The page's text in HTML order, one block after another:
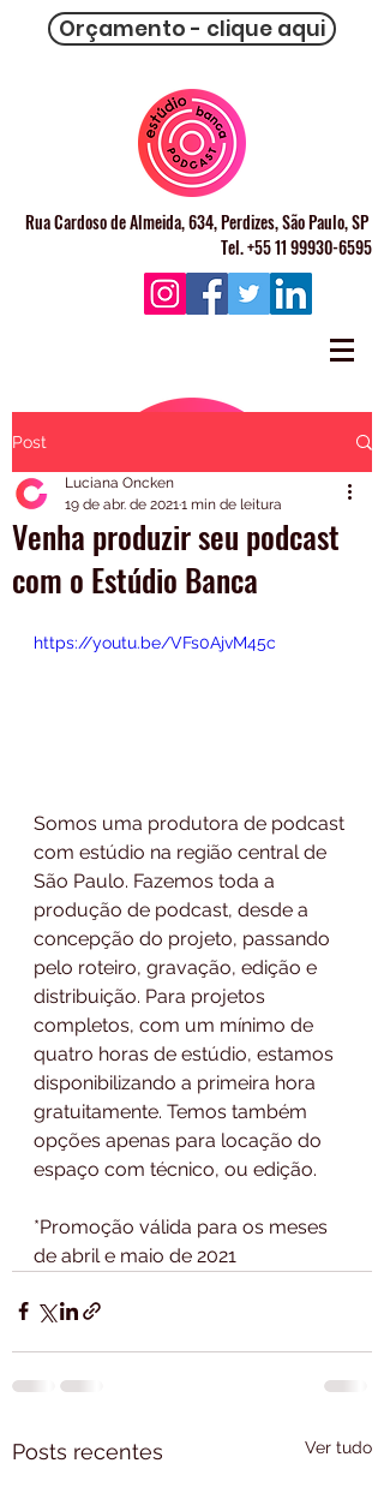
Orçamento - clique aqui
Rua Cardoso de Almeida, 634, Perdizes, São Paulo, SP
Tel. +55 11 99930-6595
Post
Venha produzir seu podcast
com o Estúdio Banca
Luciana Oncken
19 de abr. de 20211 min de leitura
https://youtu.be/VFs0AjvM45c
Somos uma produtora de podcast
com estúdio na região central de
São Paulo. Fazemos toda a
produção de podcast, desde a
concepção do projeto, passando
pelo roteiro, gravação, edição e
distribuição. Para projetos
completos, com um mínimo de
quatro horas de estúdio, estamos
disponibilizando a primeira hora
gratuitamente. Temos também
opções apenas para locação do
espaço com técnico, ou edição.
*Promoção válida para os meses
de abril e maio de 2021
Posts recentes Ver tudo